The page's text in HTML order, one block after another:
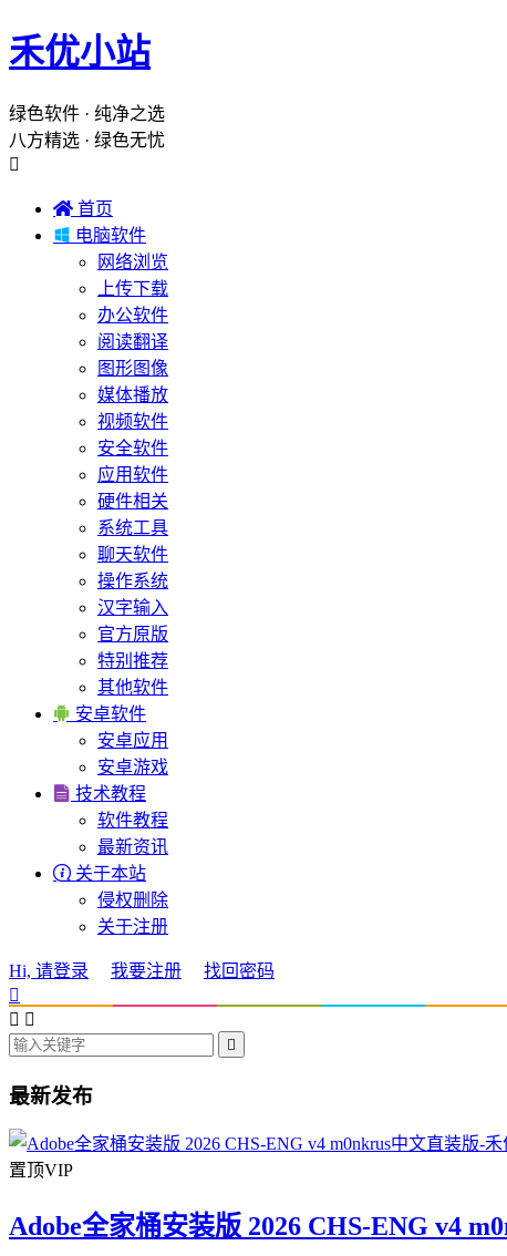
禾优小站
绿色软件 · 纯净之选
八方精选 · 绿色无忧

 首页
 电脑软件
网络浏览
上传下载
办公软件
阅读翻译
图形图像
媒体播放
视频软件
安全软件
应用软件
硬件相关
系统工具
聊天软件
操作系统
汉字输入
官方原版
特别推荐
其他软件
 安卓软件
安卓应用
安卓游戏
 技术教程
软件教程
最新资讯
 关于本站
侵权删除
关于注册
Hi, 请登录 我要注册
找回密码

 

最新发布
置顶VIP
Adobe全家桶安装版 2026 CHS-ENG v4